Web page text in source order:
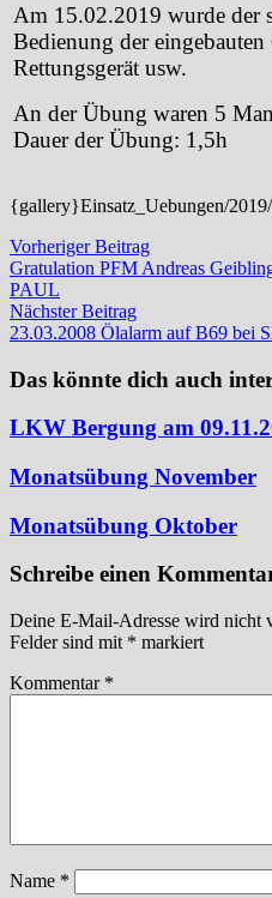
Am 15.02.2019 wurde der
Bedienung der
Rettungsgerät usw.
An der Übung waren 5
Dauer der Übung: 1,5h
{gallery}Einsatz_Uebungen/
Beitragsnavigation
Vorheriger BeitragVorheriger
Beitrag:
Gratulation PFM Andreas
PAUL
Nächster BeitragNächster
Beitrag:
23.03.2008 Ölalarm auf B69 bei
Das könnte dich auch
LKW Bergung am
Monatsübung November
Monatsübung Oktober
Schreibe einen
Deine E-Mail-Adresse wird nicht
Felder sind mit * markiert
Kommentar *
Name *